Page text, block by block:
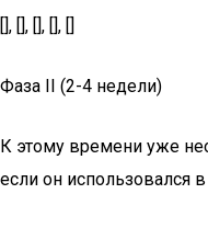
[], [], [], [], []
Фаза II (2-4 недели)
К этому времени уже
если он использовался